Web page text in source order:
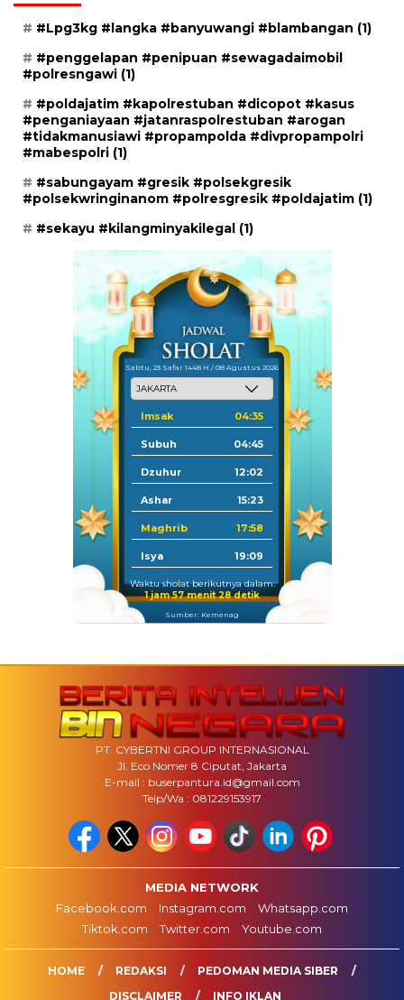
#Lpg3kg #langka #banyuwangi #blambangan (1)
#penggelapan #penipuan #sewagadaimobil
#polresngawi (1)
#poldajatim #kapolrestuban #dicopot #kasus
#penganiayaan #jatanraspolrestuban #arogan
#tidakmanusiawi #propampolda #divpropampolri
#mabespolri (1)
#sabungayam #gresik #polsekgresik
#polsekwringinanom #polresgresik #poldajatim (1)
#sekayu #kilangminyakilegal (1)
Sabtu, 23 Safar 1448 H / 08 Agustus 2026
Imsak 04:35
Subuh 04:45
Dzuhur 12:02
Ashar 15:23
Maghrib 17:58
Isya 19:09
Waktu sholat berikutnya dalam:
1 jam 57 menit 27 detik
Sumber: Kemenag
PT. CYBERTNI GROUP INTERNASIONAL
Jl. Eco Nomer 8 Ciputat, Jakarta
E-mail : buserpantura.id@gmail.com
Telp/Wa : 081229153917
MEDIA NETWORK
Facebook.com
Instagram.com
Whatsapp.com
Tiktok.com
Twitter.com Youtube.com
HOME REDAKSI
PEDOMAN MEDIA SIBER
DISCLAIMER
INFO IKLAN